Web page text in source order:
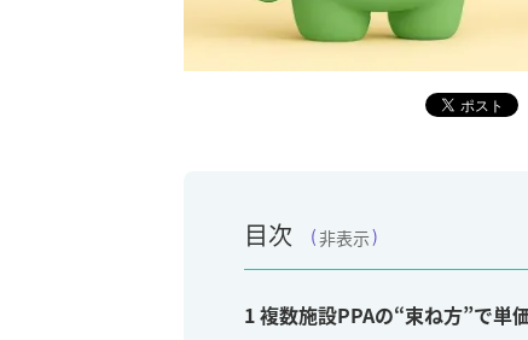
目次 非表示
1複数施設PPAの“束ね方”で単